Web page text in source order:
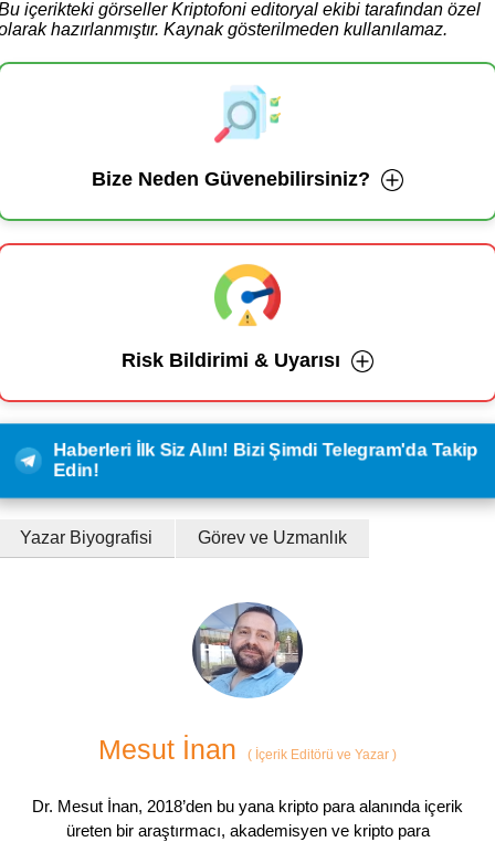
içerikteki görseller Kriptofoni editoryal ekibi tarafından özel
hazırlanmıştır. Kaynak gösterilmeden kullanılamaz.
Bize Neden Güvenebilirsiniz?
Risk Bildirimi & Uyarısı
Haberleri İlk Siz Alın! Bizi Şimdi Telegram'da Takip
Edin!
Yazar Biyografisi Görev ve Uzmanlık
Mesut İnan ( İçerik Editörü ve Yazar )
Dr. Mesut İnan, 2018’den bu yana kripto para alanında içerik
üreten bir araştırmacı, akademisyen ve kripto para